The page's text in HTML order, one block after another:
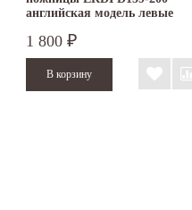
английская модель левые
1 800 ₽